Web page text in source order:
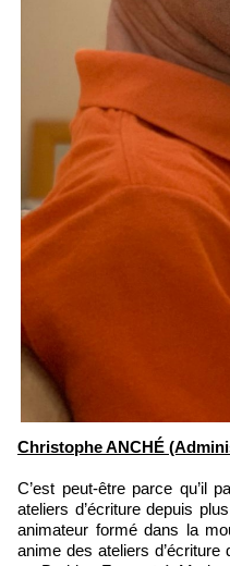
Christophe ANCHÉ
C’est peut-être parce qu’il
ateliers d’écriture depuis
animateur formé dans la
anime des ateliers